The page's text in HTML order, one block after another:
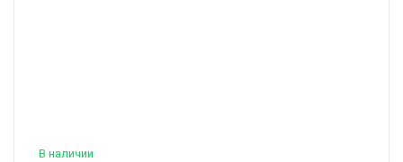
В наличии